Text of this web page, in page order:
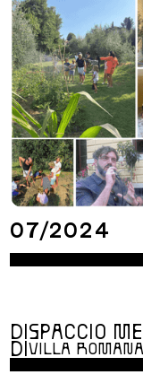
07/2024
DISPACCIO
DIVILLA ROMANA